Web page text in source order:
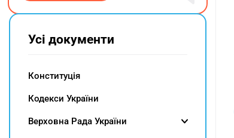
Усі документи
Конституція
Кодекси України
Верховна Рада України